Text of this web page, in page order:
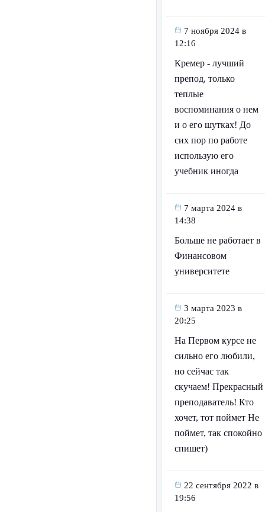
7 ноября 2024 в
12:16
Кремер - лучший
препод, только
теплые
воспоминания о нем
и о его шутках! До
сих пор по работе
использую его
учебник иногда
7 марта 2024 в
14:38
Больше не работает в
Финансовом
университете
3 марта 2023 в
20:25
На Первом курсе не
сильно его любили,
но сейчас так
скучаем! Прекрасный
преподаватель! Кто
хочет, тот поймет Не
поймет, так спокойно
спишет)
22 сентября 2022 в
19:56